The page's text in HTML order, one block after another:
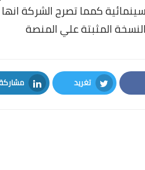
كمما تصرح الشركة
المثبتة علي المنصة
تغريد
Twitter
LinkedIn